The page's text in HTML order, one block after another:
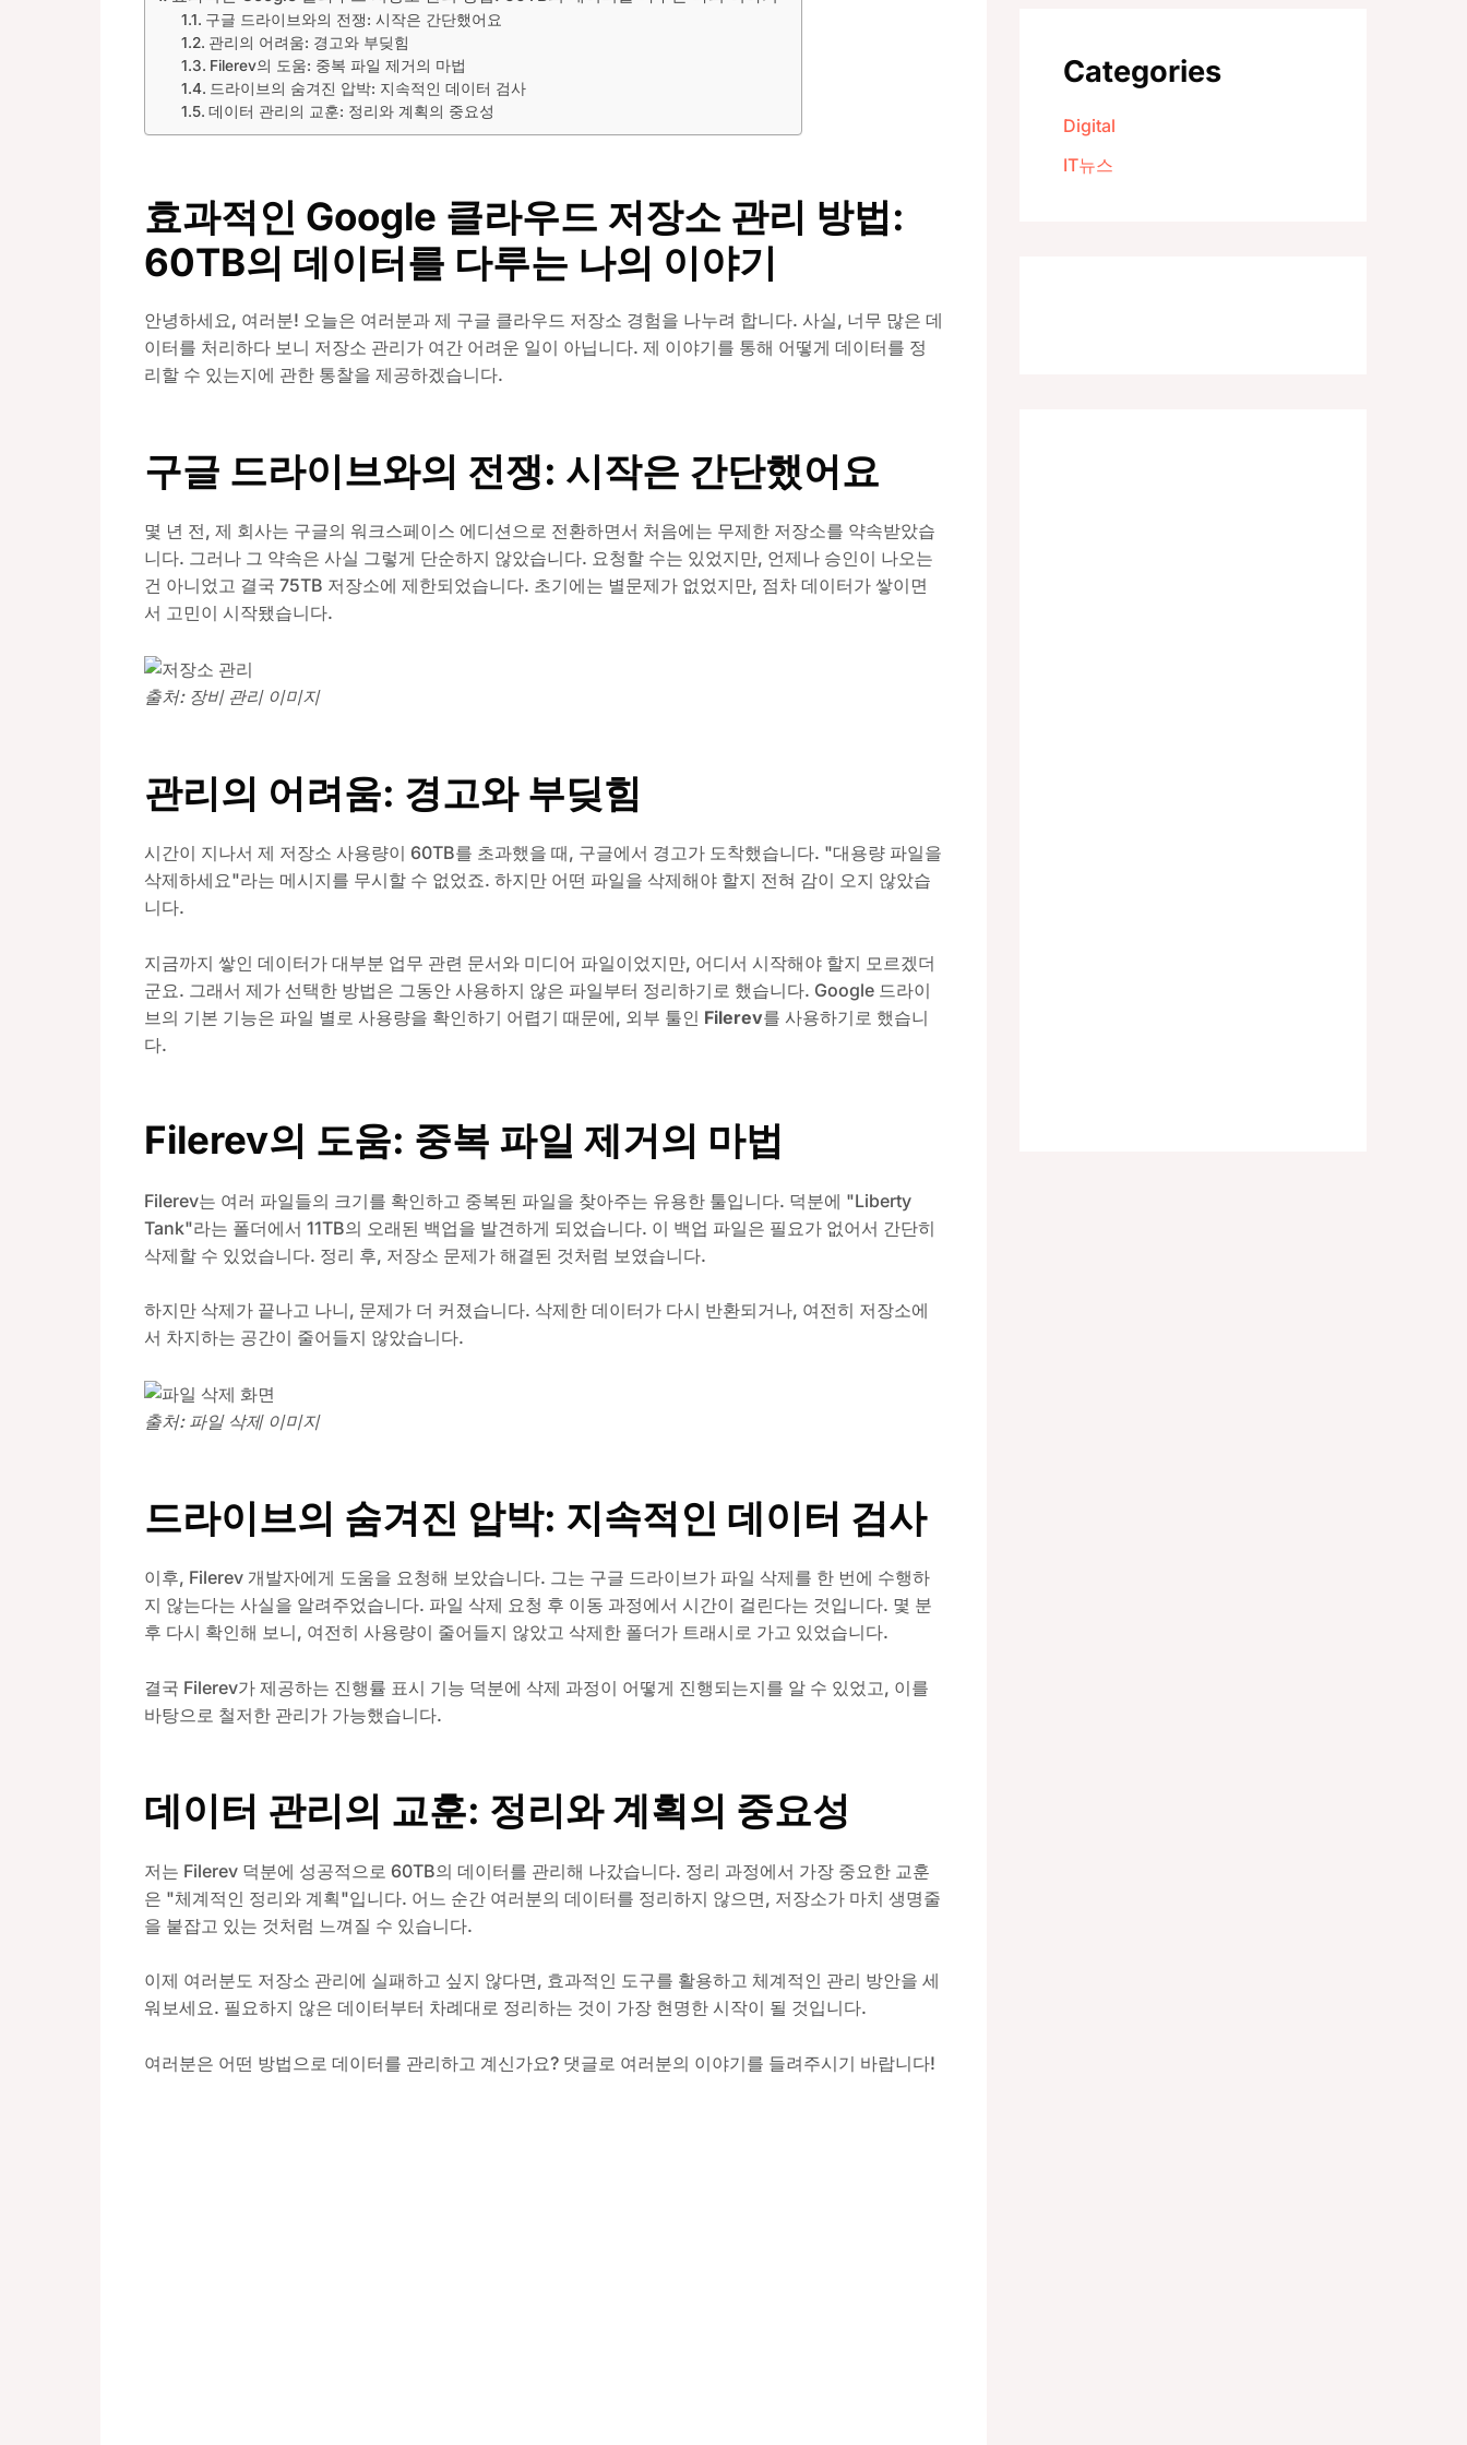
구글 드라이브와의 전쟁: 시작은 간단했어요
관리의 어려움: 경고와 부딪힘
Filerev의 도움: 중복 파일 제거의 마법
드라이브의 숨겨진 압박: 지속적인 데이터 검사
데이터 관리의 교훈: 정리와 계획의 중요성
효과적인 Google 클라우드 저장소 관리 방법:
60TB의 데이터를 다루는 나의 이야기
안녕하세요, 여러분! 오늘은 여러분과 제 구글 클라우드 저장소 경험을 나누려 합니다. 사실, 너무 많은 데
이터를 처리하다 보니 저장소 관리가 여간 어려운 일이 아닙니다. 제 이야기를 통해 어떻게 데이터를 정
리할 수 있는지에 관한 통찰을 제공하겠습니다.
구글 드라이브와의 전쟁: 시작은 간단했어요
몇 년 전, 제 회사는 구글의 워크스페이스 에디션으로 전환하면서 처음에는 무제한 저장소를 약속받았습
니다. 그러나 그 약속은 사실 그렇게 단순하지 않았습니다. 요청할 수는 있었지만, 언제나 승인이 나오는
건 아니었고 결국 75TB 저장소에 제한되었습니다. 초기에는 별문제가 없었지만, 점차 데이터가 쌓이면
서 고민이 시작됐습니다.
출처: 장비 관리 이미지
관리의 어려움: 경고와 부딪힘
시간이 지나서 제 저장소 사용량이 60TB를 초과했을 때, 구글에서 경고가 도착했습니다. "대용량 파일을
삭제하세요"라는 메시지를 무시할 수 없었죠. 하지만 어떤 파일을 삭제해야 할지 전혀 감이 오지 않았습
니다.
지금까지 쌓인 데이터가 대부분 업무 관련 문서와 미디어 파일이었지만, 어디서 시작해야 할지 모르겠더
군요. 그래서 제가 선택한 방법은 그동안 사용하지 않은 파일부터 정리하기로 했습니다. Google 드라이
브의 기본 기능은 파일 별로 사용량을 확인하기 어렵기 때문에, 외부 툴인 Filerev를 사용하기로 했습니
다.
Filerev의 도움: 중복 파일 제거의 마법
Filerev는 여러 파일들의 크기를 확인하고 중복된 파일을 찾아주는 유용한 툴입니다. 덕분에 "Liberty
Tank"라는 폴더에서 11TB의 오래된 백업을 발견하게 되었습니다. 이 백업 파일은 필요가 없어서 간단히
삭제할 수 있었습니다. 정리 후, 저장소 문제가 해결된 것처럼 보였습니다.
하지만 삭제가 끝나고 나니, 문제가 더 커졌습니다. 삭제한 데이터가 다시 반환되거나, 여전히 저장소에
서 차지하는 공간이 줄어들지 않았습니다.
출처: 파일 삭제 이미지
드라이브의 숨겨진 압박: 지속적인 데이터 검사
이후, Filerev 개발자에게 도움을 요청해 보았습니다. 그는 구글 드라이브가 파일 삭제를 한 번에 수행하
지 않는다는 사실을 알려주었습니다. 파일 삭제 요청 후 이동 과정에서 시간이 걸린다는 것입니다. 몇 분
후 다시 확인해 보니, 여전히 사용량이 줄어들지 않았고 삭제한 폴더가 트래시로 가고 있었습니다.
결국 Filerev가 제공하는 진행률 표시 기능 덕분에 삭제 과정이 어떻게 진행되는지를 알 수 있었고, 이를
바탕으로 철저한 관리가 가능했습니다.
데이터 관리의 교훈: 정리와 계획의 중요성
저는 Filerev 덕분에 성공적으로 60TB의 데이터를 관리해 나갔습니다. 정리 과정에서 가장 중요한 교훈
은 "체계적인 정리와 계획"입니다. 어느 순간 여러분의 데이터를 정리하지 않으면, 저장소가 마치 생명줄
을 붙잡고 있는 것처럼 느껴질 수 있습니다.
이제 여러분도 저장소 관리에 실패하고 싶지 않다면, 효과적인 도구를 활용하고 체계적인 관리 방안을 세
워보세요. 필요하지 않은 데이터부터 차례대로 정리하는 것이 가장 현명한 시작이 될 것입니다.
여러분은 어떤 방법으로 데이터를 관리하고 계신가요? 댓글로 여러분의 이야기를 들려주시기 바랍니다!
Categories
Digital
IT뉴스